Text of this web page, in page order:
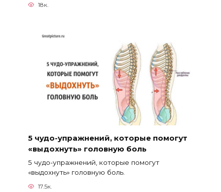
18к.
5 чудо-упражнений, которые помогут
«выдохнуть» головную боль
5 чудо-упражнений, которые помогут
«выдохнуть» головную боль.
17.5к.